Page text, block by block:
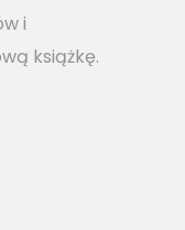
i
książkę.